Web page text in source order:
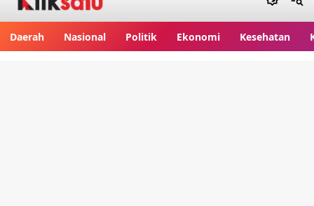
Daerah Nasional Politik Ekonomi Kesehatan